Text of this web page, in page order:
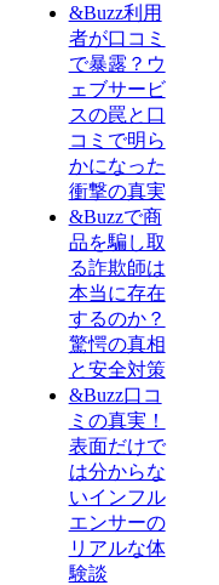
&Buzz利用
者が口コミ
で暴露？ウ
ェブサービ
スの罠と口
コミで明ら
かになった
衝撃の真実
&Buzzで商
品を騙し取
る詐欺師は
本当に存在
するのか？
驚愕の真相
と安全対策
&Buzz口コ
ミの真実！
表面だけで
は分からな
いインフル
エンサーの
リアルな体
験談